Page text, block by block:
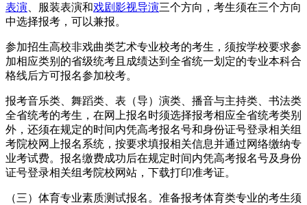
表演 、服装表演和戏剧影视导演三个方向，考生须在三个方向
中选择报考，可以兼报。
参加招生高校非戏曲类艺术专业校考的考生，须按学校要求参
加相应类别的省级统考且成绩达到全省统一划定的专业本科合
格线后方可报名参加校考。
报考音乐类、舞蹈类、表（导）演类、播音与主持类、书法类
全省统考的考生，在网上报名时须选择报考相应全省统考类别
外，还须在规定的时间内凭高考报名号和身份证号登录相关组
考院校网上报名系统，按要求填报相关信息并通过网络缴纳专
业考试费。报名缴费成功后在规定时间内凭高考报名号及身份
证号登录相关组考院校网站，下载打印准考证。
（三）体育专业素质测试报名。准备报考体育类专业的考生须